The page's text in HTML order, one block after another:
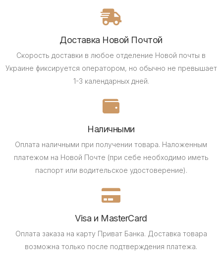
Доставка Новой Почтой
Скорость доставки в любое отделение Новой почты в
Украине фиксируется оператором, но обычно не превышает
1-3 календарных дней.
Наличными
Оплата наличными при получении товара. Наложенным
платежом на Новой Почте (при себе необходимо иметь
паспорт или водительское удостоверение).
Visa и MasterCard
Оплата заказа на карту Приват Банка. Доставка товара
возможна только после подтверждения платежа.